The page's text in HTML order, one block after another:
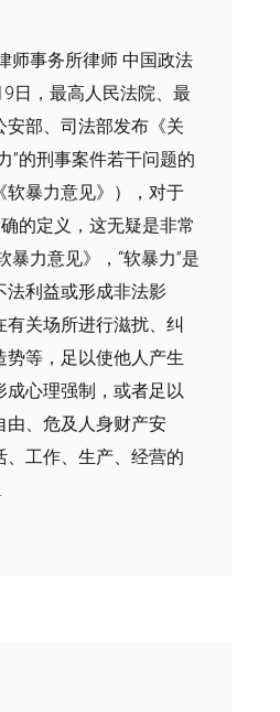
师事务所律师 中国政法
日，最高人民法院、最
安部、司法部发布《关
”的刑事案件若干问题的
软暴力意见》），对于
的定义，这无疑是非常
暴力意见》，“软暴力”是
法利益或形成非法影
有关场所进行滋扰、纠
势等，足以使他人产生
成心理强制，或者足以
由、危及人身财产安
、工作、生产、经营的